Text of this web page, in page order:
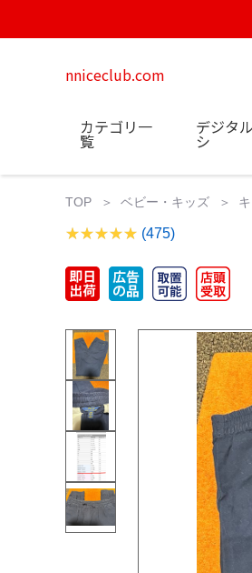
nniceclub.com
カテゴリ一
覧
デジタ
シ
TOP ベビー・キッズ
(475)